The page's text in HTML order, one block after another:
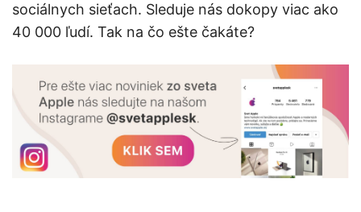
sociálnych sieťach. Sleduje nás dokopy viac ako
40 000 ľudí. Tak na čo ešte čakáte?